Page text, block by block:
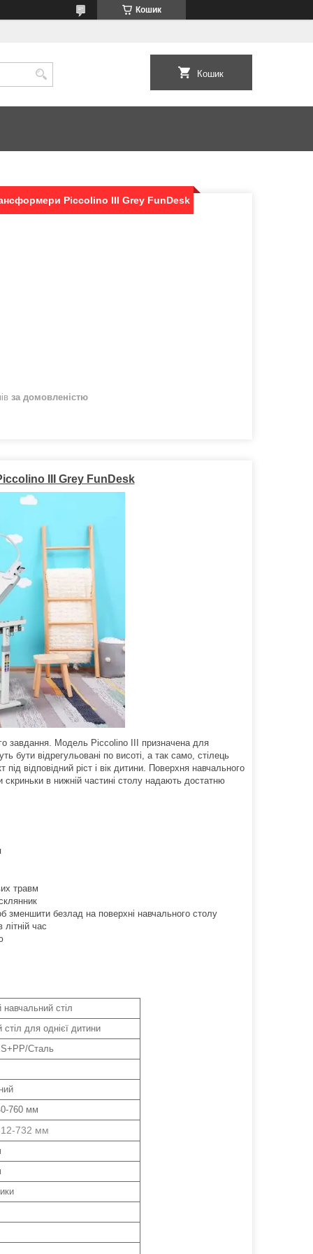
Кошик
Кошик
Piccolino III Grey FunDesk
за домовленістю
III Grey FunDesk
завдання. Модель Piccolino III призначена для
бути відрегульовані по висоті, а так само, стілець
відповідний ріст і вік дитини. Поверхня навчального
в нижній частині столу надають достатню
травм
зменшити безлад на поверхні навчального столу
час
стіл
для однієї дитини
Сталь
760 мм
732 мм